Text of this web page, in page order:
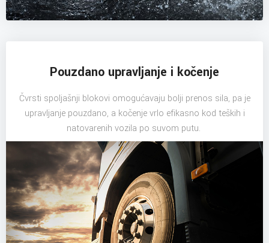
Pouzdano upravljanje i kočenje
Čvrsti spoljašnji blokovi omogućavaju bolji prenos sila, pa je
upravljanje pouzdano, a kočenje vrlo efikasno kod teških i
natovarenih vozila po suvom putu.